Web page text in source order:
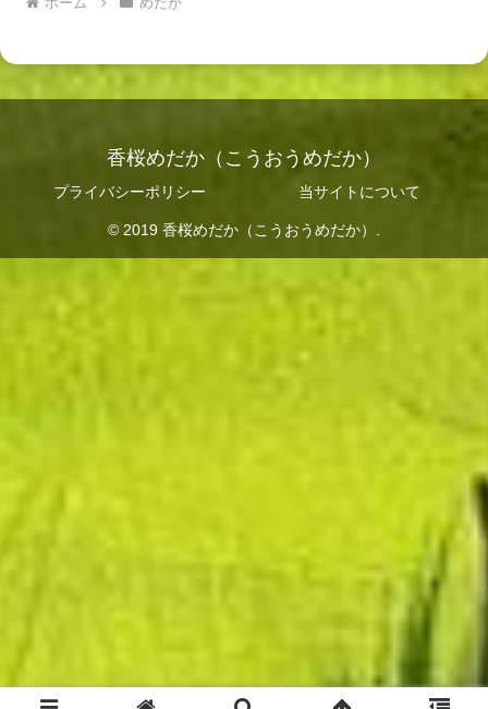
香桜めだか（こうおうめだか）
プライバシーポリシー 当サイトについて
© 2019 香桜めだか（こうおうめだか）.